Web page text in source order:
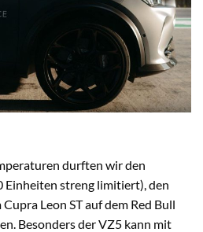
durften wir den
Einheiten streng limitiert), den
Leon ST auf dem Red Bull
Besonders der VZ5 kann mit